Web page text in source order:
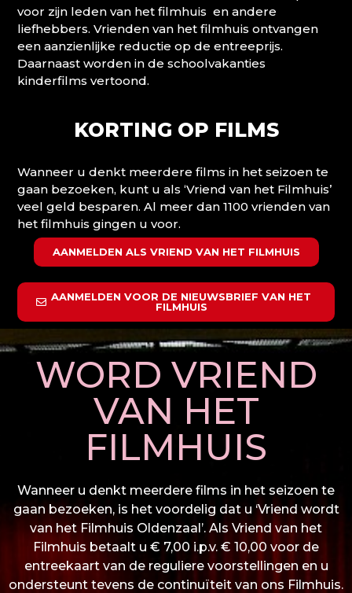
voor zijn leden van het filmhuis en andere
liefhebbers. Vrienden van het filmhuis ontvangen
een aanzienlijke reductie op de entreeprijs.
Daarnaast worden in de schoolvakanties
kinderfilms vertoond.
KORTING OP FILMS
Wanneer u denkt meerdere films in het seizoen te
gaan bezoeken, kunt u als ‘Vriend van het Filmhuis’
veel geld besparen. Al meer dan 1100 vrienden van
het filmhuis gingen u voor.
AANMELDEN ALS VRIEND VAN HET FILMHUIS
AANMELDEN VOOR DE NIEUWSBRIEF VAN HET
FILMHUIS
WORD VRIEND
VAN HET
FILMHUIS
Wanneer u denkt meerdere films in het seizoen te
gaan bezoeken, is het voordelig dat u ‘Vriend wordt
van het Filmhuis Oldenzaal’. Als Vriend van het
Filmhuis betaalt u € 7,00 i.p.v. € 10,00 voor de
entreekaart van de reguliere voorstellingen en u
ondersteunt tevens de continuïteit van ons Filmhuis.